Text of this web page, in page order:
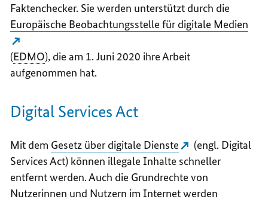
Faktenchecker. Sie werden unterstützt durch die
Europäische Beobachtungsstelle für digitale Medien
(EDMO), die am 1. Juni 2020 ihre Arbeit
aufgenommen hat.
Digital Services Act
Mit dem Gesetz über digitale Dienste
(engl. Digital
Services Act) können illegale Inhalte schneller
entfernt werden. Auch die Grundrechte von
Nutzerinnen und Nutzern im Internet werden